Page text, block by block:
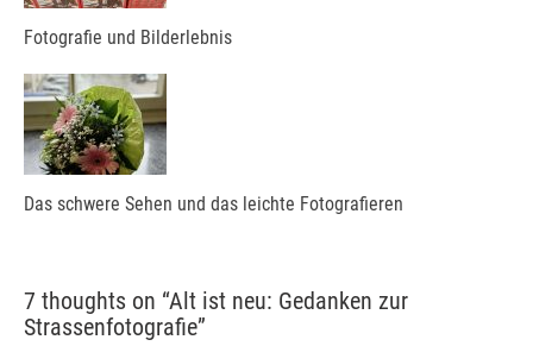
Fotografie und Bilderlebnis
Das schwere Sehen und das leichte Fotografieren
7 thoughts on “Alt ist neu: Gedanken zur
Strassenfotografie”